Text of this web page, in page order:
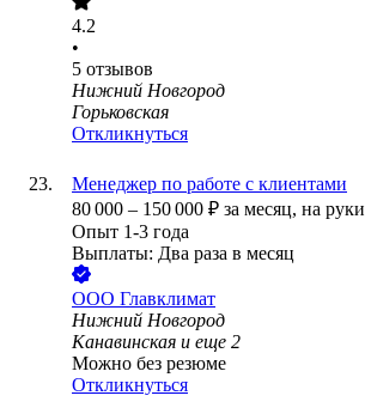
4.2
•
5 отзывов
Нижний Новгород
Горьковская
Откликнуться
Менеджер по работе с клиентами
80 000 – 150 000 ₽ за месяц, на руки
Опыт 1-3 года
Выплаты: Два раза в месяц
ООО Главклимат
Нижний Новгород
Канавинская и еще 2
Можно без резюме
Откликнуться